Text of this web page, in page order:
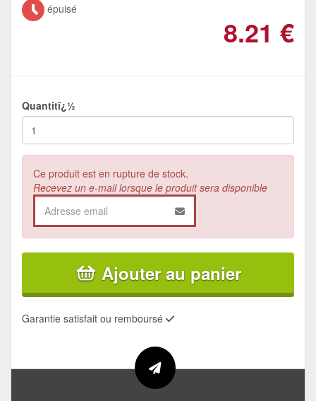
épuisé
8.21 €
Quantitï¿½
Ce produit est en rupture de stock.
Recevez un e-mail lorsque le produit sera disponible
Ajouter au panier
Garantie satisfait ou remboursé